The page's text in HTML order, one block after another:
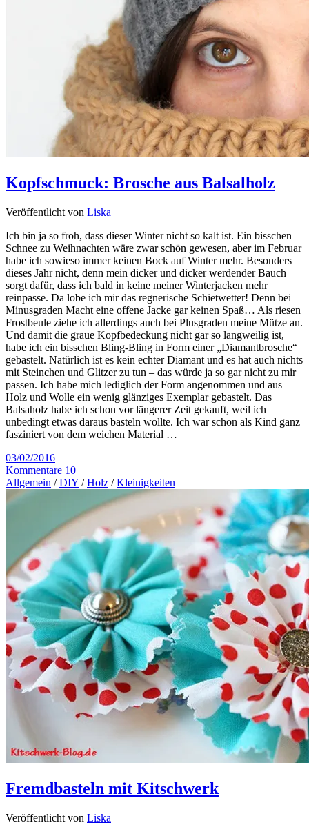
Kopfschmuck: Brosche aus Balsalholz
Veröffentlicht von Liska
Ich bin ja so froh, dass dieser Winter nicht so kalt ist. Ein bisschen
Schnee zu Weihnachten wäre zwar schön gewesen, aber im Februar
habe ich sowieso immer keinen Bock auf Winter mehr. Besonders
dieses Jahr nicht, denn mein dicker und dicker werdender Bauch
sorgt dafür, dass ich bald in keine meiner Winterjacken mehr
reinpasse. Da lobe ich mir das regnerische Schietwetter! Denn bei
Minusgraden Macht eine offene Jacke gar keinen Spaß… Als riesen
Frostbeule ziehe ich allerdings auch bei Plusgraden meine Mütze an.
Und damit die graue Kopfbedeckung nicht gar so langweilig ist,
habe ich ein bisschen Bling-Bling in Form einer „Diamantbrosche“
gebastelt. Natürlich ist es kein echter Diamant und es hat auch nichts
mit Steinchen und Glitzer zu tun – das würde ja so gar nicht zu mir
passen. Ich habe mich lediglich der Form angenommen und aus
Holz und Wolle ein wenig glänziges Exemplar gebastelt. Das
Balsaholz habe ich schon vor längerer Zeit gekauft, weil ich
unbedingt etwas daraus basteln wollte. Ich war schon als Kind ganz
fasziniert von dem weichen Material …
03/02/2016
Kommentare 10
Allgemein /DIY /Holz /Kleinigkeiten
Fremdbasteln mit Kitschwerk
Veröffentlicht von Liska